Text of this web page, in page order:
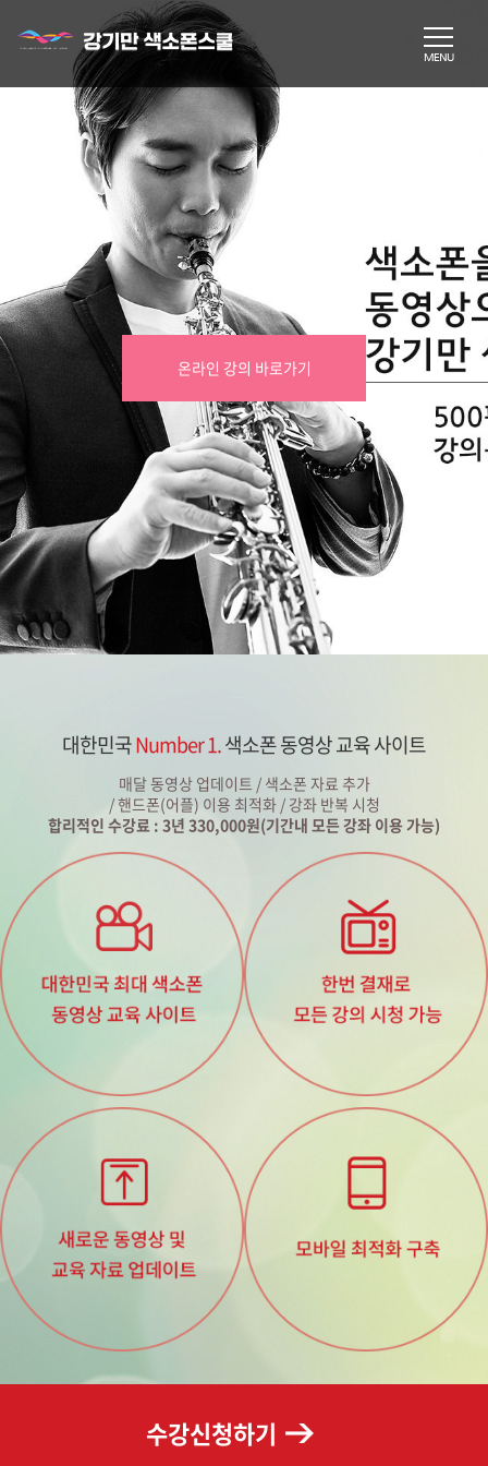
온라인 강의 바로가기
대한민국Number 1.색소폰 동영상 교육 사이트
매달 동영상 업데이트 / 색소폰 자료 추가
/ 핸드폰(어플) 이용 최적화 / 강좌 반복 시청
합리적인 수강료 : 3년 330,000원(기간내 모든 강좌 이용 가능)
수강신청하기